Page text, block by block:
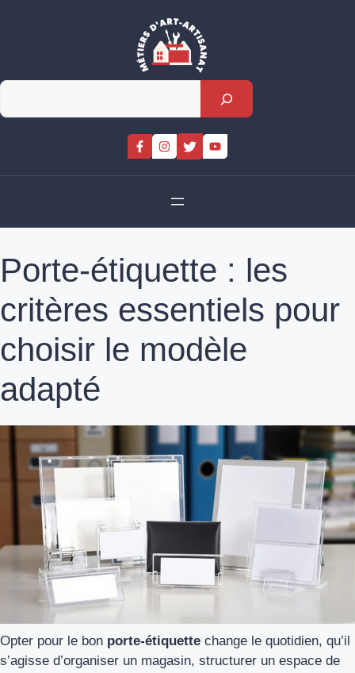
Rechercher
Porte-étiquette : les
critères essentiels pour
choisir le modèle
adapté
Opter pour le bon porte-étiquette change le quotidien, qu’il
s’agisse d’organiser un magasin, structurer un espace de